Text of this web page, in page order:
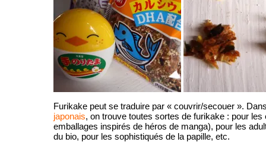
Furikake peut se traduire par « couvrir/secouer ».
japonais, on trouve toutes sortes de furikake : pour les
emballages inspirés de héros de manga), pour les
du bio, pour les sophistiqués de la papille, etc.